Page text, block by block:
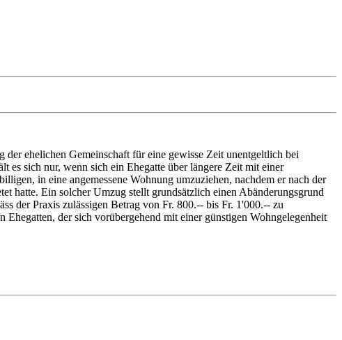
der ehelichen Gemeinschaft für eine gewisse Zeit unentgeltlich bei
es sich nur, wenn sich ein Ehegatte über längere Zeit mit einer
in eine angemessene Wohnung umzuziehen, nachdem er nach der
hatte. Ein solcher Umzug stellt grundsätzlich einen Abänderungsgrund
der Praxis zulässigen Betrag von Fr. 800.-- bis Fr. 1'000.-- zu
der sich vorübergehend mit einer günstigen Wohngelegenheit